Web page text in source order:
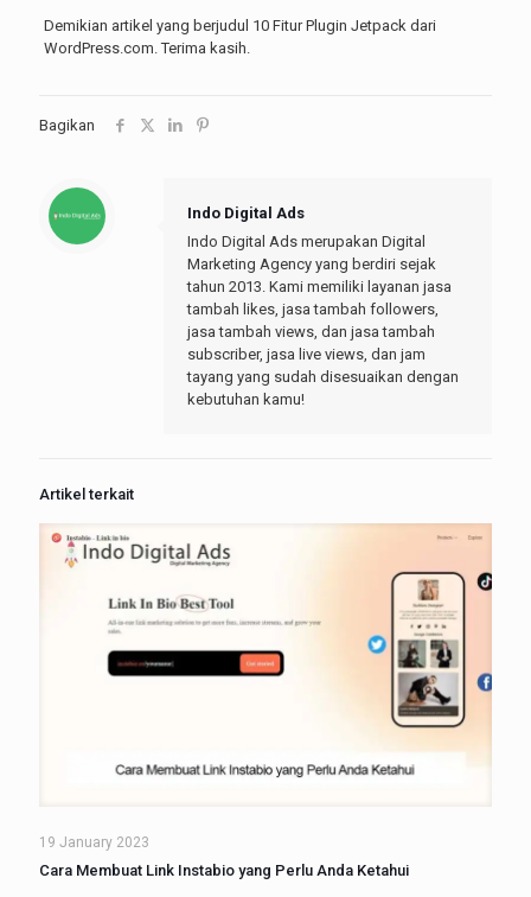
Demikian artikel yang berjudul 10 Fitur Plugin Jetpack dari
WordPress.com. Terima kasih.
Bagikan
Indo Digital Ads
Indo Digital Ads merupakan Digital
Marketing Agency yang berdiri sejak
tahun 2013. Kami memiliki layanan jasa
tambah likes, jasa tambah followers,
jasa tambah views, dan jasa tambah
subscriber, jasa live views, dan jam
tayang yang sudah disesuaikan dengan
kebutuhan kamu!
Artikel terkait
19 January 2023
Cara Membuat Link Instabio yang Perlu Anda Ketahui